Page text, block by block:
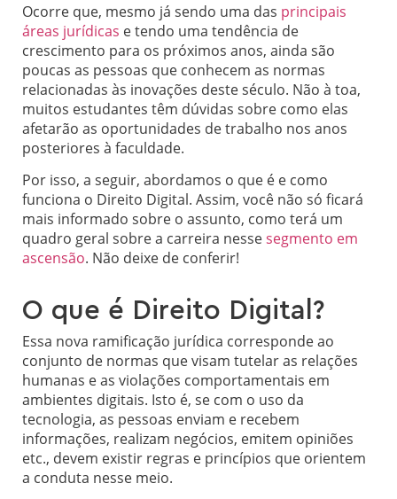
Ocorre que, mesmo já sendo uma das principais
áreas jurídicas e tendo uma tendência de
crescimento para os próximos anos, ainda são
poucas as pessoas que conhecem as normas
relacionadas às inovações deste século. Não à toa,
muitos estudantes têm dúvidas sobre como elas
afetarão as oportunidades de trabalho nos anos
posteriores à faculdade.
Por isso, a seguir, abordamos o que é e como
funciona o Direito Digital. Assim, você não só ficará
mais informado sobre o assunto, como terá um
quadro geral sobre a carreira nessesegmento em
ascensão. Não deixe de conferir!
O que é Direito Digital?
Essa nova ramificação jurídica corresponde ao
conjunto de normas que visam tutelar as relações
humanas e as violações comportamentais em
ambientes digitais. Isto é, se com o uso da
tecnologia, as pessoas enviam e recebem
informações, realizam negócios, emitem opiniões
etc., devem existir regras e princípios que orientem
a conduta nesse meio.